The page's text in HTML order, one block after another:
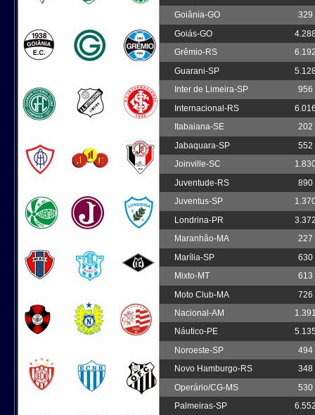
Goiânia-GO
329
Goiás-GO
Grêmio-RS
Guarani-SP
Inter de Limeira-SP
956
Internacional-RS
Itabaiana-SE
202
Jabaquara-SP
552
Joinville-SC
Juventude-RS
890
Juventus-SP
Londrina-PR
Maranhão-MA
227
Marília-SP
630
Mixto-MT
613
Moto Club-MA
726
Nacional-AM
Náutico-PE
Noroeste-SP
494
Novo Hamburgo-RS
348
Operário/CG-MS
530
Palmeiras-SP